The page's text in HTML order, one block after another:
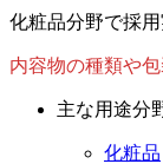
化粧品分野で採用
内容物の種類や
主な用途分
化粧品